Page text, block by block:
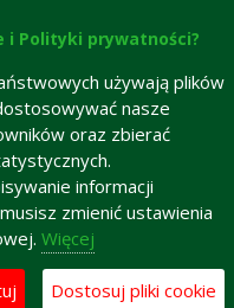
i Polityki prywatności?
używają plików
nasze
oraz zbierać
informacji
zmienić ustawienia
Więcej
Dostosuj pliki cookie